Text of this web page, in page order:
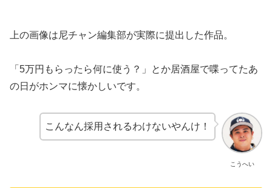
上の画像は尼チャン編集部が実際に提出した作品。
「5万円もらったら何に使う？」とか居酒屋で喋ってたあ
の日がホンマに懐かしいです。
こうへい
こんなん採用されるわけないやんけ！